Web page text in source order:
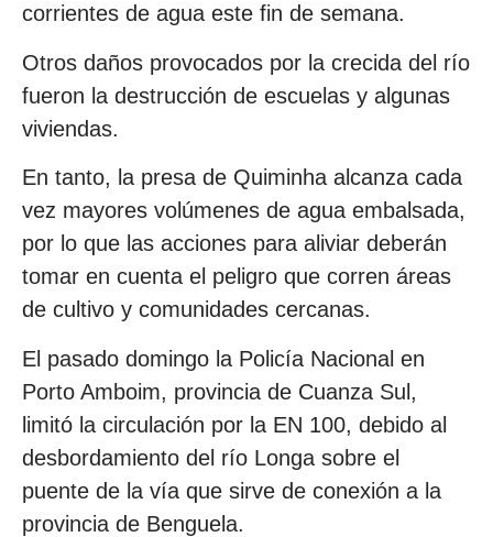
corrientes de agua este fin de semana.
Otros daños provocados por la crecida del río
fueron la destrucción de escuelas y algunas
viviendas.
En tanto, la presa de Quiminha alcanza cada
vez mayores volúmenes de agua embalsada,
por lo que las acciones para aliviar deberán
tomar en cuenta el peligro que corren áreas
de cultivo y comunidades cercanas.
El pasado domingo la Policía Nacional en
Porto Amboim, provincia de Cuanza Sul,
limitó la circulación por la EN 100, debido al
desbordamiento del río Longa sobre el
puente de la vía que sirve de conexión a la
provincia de Benguela.